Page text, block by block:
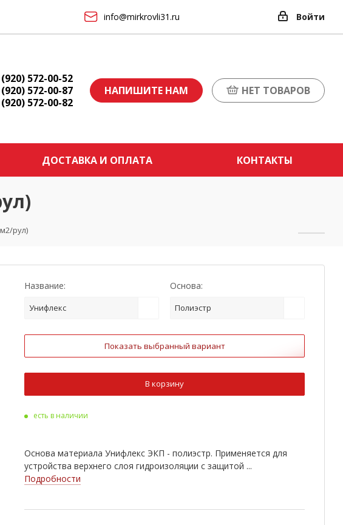
info@mirkrovli31.ru Войти
572-00-52
572-00-87
572-00-82
НАПИШИТЕ НАМ НЕТ ТОВАРОВ
ДОСТАВКА И ОПЛАТА КОНТАКТЫ
рул)
Название:
Унифлекс
Основа:
Полиэстр
Показать выбранный вариант
В корзину
есть в наличии
Основа материала Унифлекс ЭКП - полиэстр. Применяется для
устройства верхнего слоя гидроизоляции с защитой ...
Подробности